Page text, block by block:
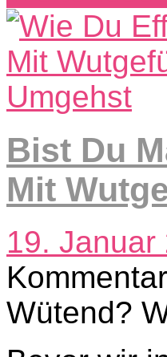
Bist Du
Mit
19. Januar
Wütend?